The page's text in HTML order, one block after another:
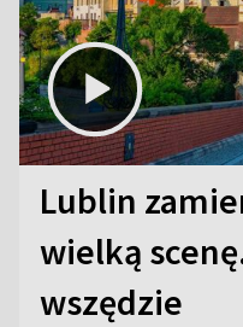
Lublin
wielką
wszędzie